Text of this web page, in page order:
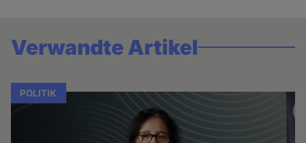
Verwandte Artikel
POLITIK